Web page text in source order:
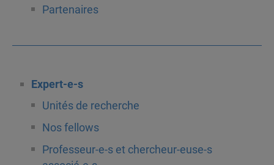
Partenaires
Expert-e-s
Unités de recherche
Nos fellows
Professeur-e-s et chercheur-euse-s